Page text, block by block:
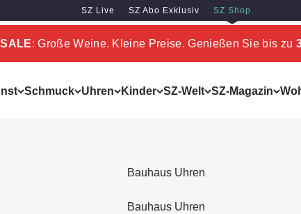
SZ Live SZ Abo Exklusiv SZ Shop
: Große Weine. Kleine Preise. Genießen Sie bis zu
Schmuck Uhren Kinder SZ-Welt SZ-Magazin
Bauhaus Uhren
Bauhaus Uhren